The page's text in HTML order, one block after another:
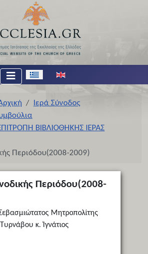
Επιλέξτε τη γλώσσα σας
Ιερά Σύνοδος
ΒΙΒΛΙΟΘΗΚΗΣ ΙΕΡΑΣ
Περιόδου(2008-2009)
Περιόδου(2008-
Μητροπολίτης
κ. Ἰγνάτιος